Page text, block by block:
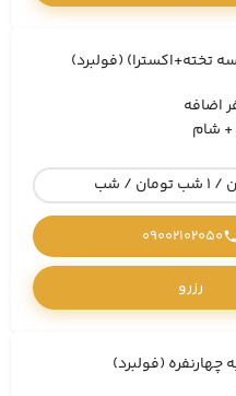
تخته+اکسترا) (فولبرد)
+ شام
09002102050
رزرو
چهارنفره (فولبرد)